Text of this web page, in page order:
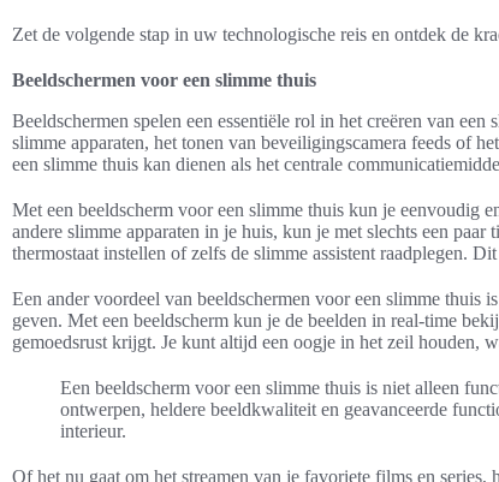
Zet de volgende stap in uw technologische reis en ontdek de
Beeldschermen voor een slimme thuis
Beeldschermen spelen een essentiële rol in het creëren van
slimme apparaten, het tonen van beveiligingscamera feeds of
een slimme thuis kan dienen als het centrale
Met een beeldscherm voor een slimme thuis kun je eenvoudig
andere slimme apparaten in je huis, kun je met slechts een
thermostaat instellen of zelfs de slimme assistent raadplegen.
Een ander voordeel van beeldschermen voor een slimme thuis
geven. Met een beeldscherm kun je de beelden in real-time
gemoedsrust krijgt. Je kunt altijd een oogje in het zeil houden,
Een beeldscherm voor een slimme thuis is niet alleen
ontwerpen, heldere beeldkwaliteit en geavanceerde
interieur.
Of het nu gaat om het streamen van je favoriete films en